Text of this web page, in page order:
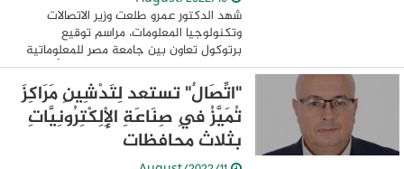
شهد الدكتور عمرو طلعت وزير الاتصالات
وتكنولوجيا المعلومات، مراسم توقيع
برتوكول تعاون بين جامعة مصر للمعلوماتية
والشركة المصرية للاتصالات، لتمويل الأخيرة
16 منحة كاملة لأوائل الثانوية العامة على ...
"اتِّصَالٌ" تستعد لِتَدْشِينِ مَرَاكِزَ
تُمَيَّزُ فِي صِنَاعَةِ الْإِلِكْتِرُونِيَّاتِ
بثلاث محافظات